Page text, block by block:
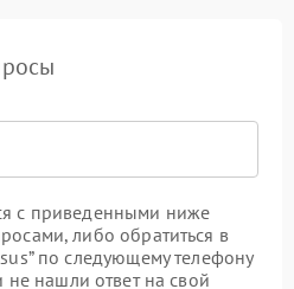
с приведенными ниже
либо обратиться в
по следующему телефону
не нашли ответ на свой